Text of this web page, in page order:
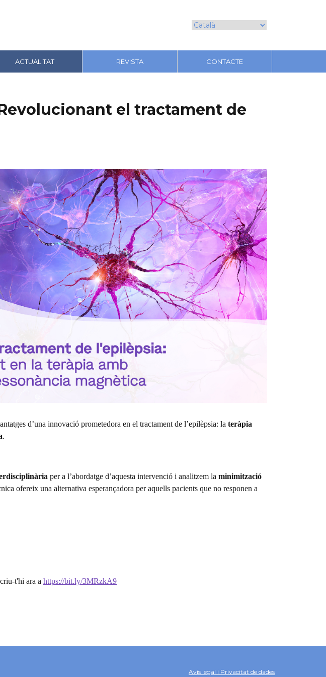
ACTUALITAT REVISTA CONTACTE
el tractament de
d’una innovació prometedora en el tractament de l’epilèpsia: la teràpia
.
per a l’abordatge d’aquesta intervenció i analitzem la minimització
ofereix una alternativa esperançadora per aquells pacients que no responen a
t'hi ara a https://bit.ly/3MRzkA9
Avís legal i Privacitat de dades